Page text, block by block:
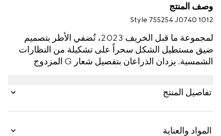
وصف المنتج
Style ‎755254 J0740 1012
لمجموعة ما قبل الخريف 2023، تُضفي الأُطر بتصميم
ضيق مستطيل الشكل سحراً على تشكيلة من النظارات
الشمسية. يزدان الذراعان بتفصيل شعار G المزدوج
باللون الرمادي.
تفاصيل المنتج
المواد والعناية